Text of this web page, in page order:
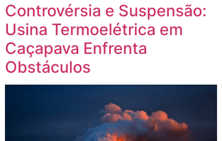
Controvérsia e Suspensão:
Usina Termoelétrica em
Caçapava Enfrenta
Obstáculos